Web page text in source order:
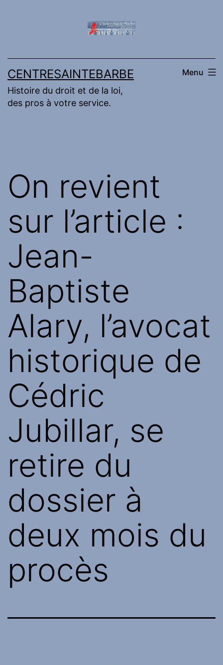
CENTRESAINTEBARBE
Histoire du droit et de la loi,
des pros à votre service.
Menu
On revient
sur l’article :
Jean-
Baptiste
Alary, l’avocat
historique de
Cédric
Jubillar, se
retire du
dossier à
deux mois du
procès